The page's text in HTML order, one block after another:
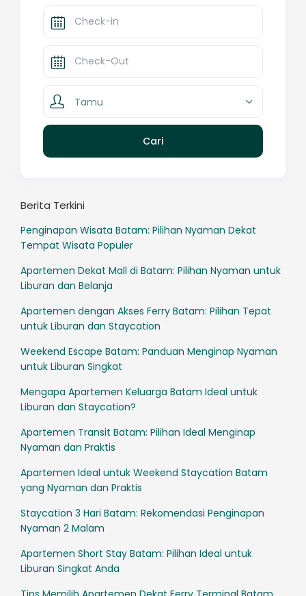
Tamu
Berita Terkini
Penginapan Wisata Batam: Pilihan Nyaman Dekat
Tempat Wisata Populer
Apartemen Dekat Mall di Batam: Pilihan Nyaman untuk
Liburan dan Belanja
Apartemen dengan Akses Ferry Batam: Pilihan Tepat
untuk Liburan dan Staycation
Weekend Escape Batam: Panduan Menginap Nyaman
untuk Liburan Singkat
Mengapa Apartemen Keluarga Batam Ideal untuk
Liburan dan Staycation?
Apartemen Transit Batam: Pilihan Ideal Menginap
Nyaman dan Praktis
Apartemen Ideal untuk Weekend Staycation Batam
yang Nyaman dan Praktis
Staycation 3 Hari Batam: Rekomendasi Penginapan
Nyaman 2 Malam
Apartemen Short Stay Batam: Pilihan Ideal untuk
Liburan Singkat Anda